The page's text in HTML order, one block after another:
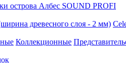
острова Албес SOUND PROFI
древесного слоя - 2 мм)
Коллекционные